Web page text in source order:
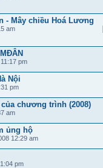
- Mây chiều Hoá Lương
am
pm
Nội
pm
chương trình (2008)
am
ủng hộ
12:29 am
pm